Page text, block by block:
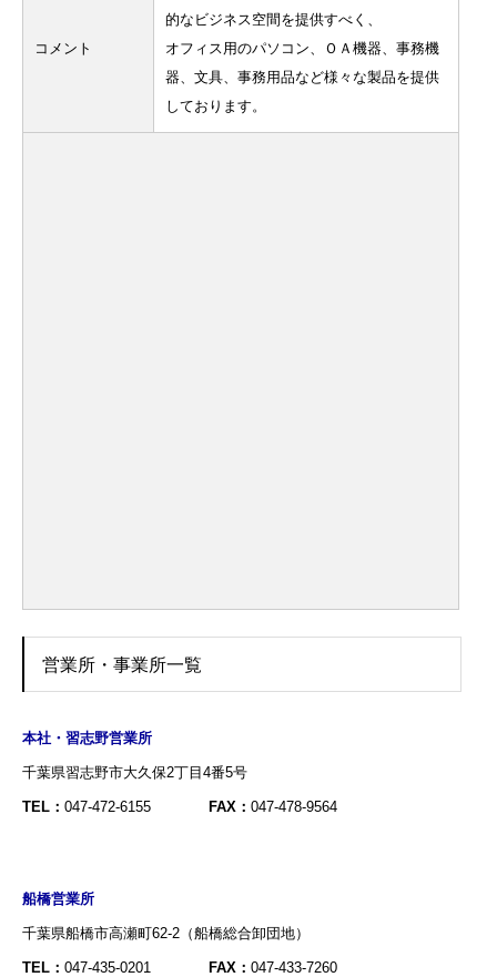
コメント
的なビジネス空間を提供すべく、
オフィス用のパソコン、ＯＡ機器、事務機
器、文具、事務用品など様々な製品を提供
しております。
営業所・事業所一覧
本社・習志野営業所
千葉県習志野市大久保2丁目4番5号
TEL： 047-472-6155 FAX： 047-478-9564
船橋営業所
千葉県船橋市高瀬町62-2（船橋総合卸団地）
TEL： 047-435-0201 FAX： 047-433-7260